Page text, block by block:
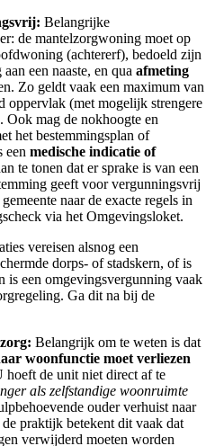
Belangrijke
de mantelzorgwoning moet op
(achtererf), bedoeld zijn
een naaste, en qua afmeting
Zo geldt vaak een maximum van
oppervlak (met mogelijk strengere
Ook mag de nokhoogte en
het bestemmingsplan of
een medische indicatie of
te tonen dat er sprake is van een
geeft voor vergunningsvrij
naar de exacte regels in
via het Omgevingsloket.
vereisen alsnog een
dorps- of stadskern, of is
is een omgevingsvergunning vaak
Ga dit na bij de
Belangrijk om te weten is dat
woonfunctie moet verliezen
hoeft de unit niet direct af te
als zelfstandige woonruimte
ouder verhuist naar
praktijk betekent dit vaak dat
verwijderd moeten worden